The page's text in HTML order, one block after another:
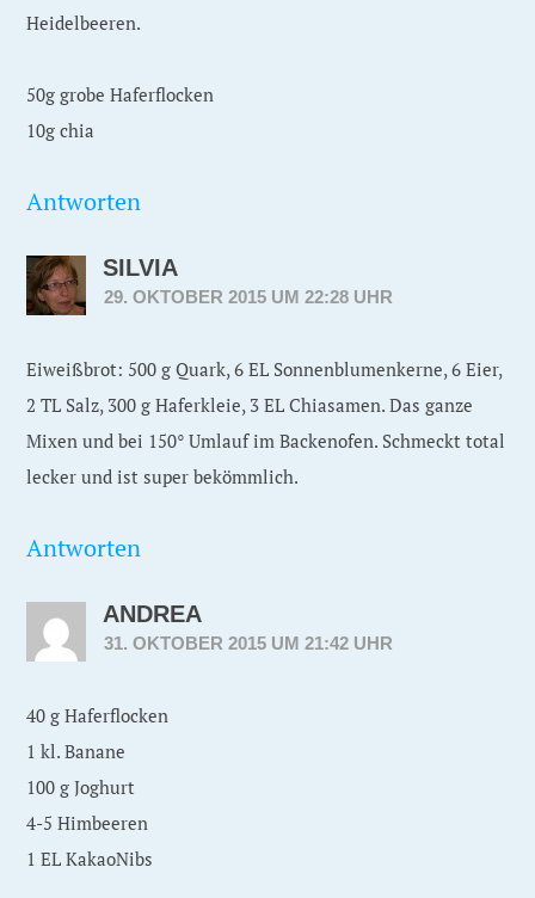
Heidelbeeren.
50g grobe Haferflocken
10g chia
Antworten
SILVIA
29. OKTOBER 2015 UM 22:28 UHR
Eiweißbrot: 500 g Quark, 6 EL Sonnenblumenkerne, 6 Eier,
2 TL Salz, 300 g Haferkleie, 3 EL Chiasamen. Das ganze
Mixen und bei 150° Umlauf im Backenofen. Schmeckt total
lecker und ist super bekömmlich.
Antworten
ANDREA
31. OKTOBER 2015 UM 21:42 UHR
40 g Haferflocken
1 kl. Banane
100 g Joghurt
4-5 Himbeeren
1 EL KakaoNibs